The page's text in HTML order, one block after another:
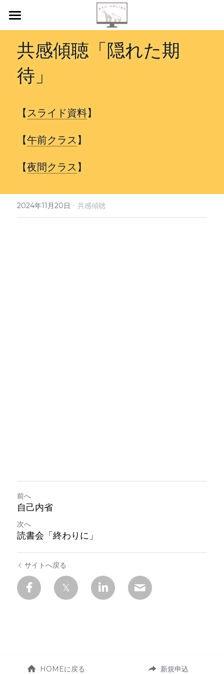
【新規申込】
自己内省
共感傾聴
個人セッション
共感傾聴「隠れた期
待」
【スライド資料】
【午前クラス 】
【夜間クラス 】
2024年11月20日 · 共感傾聴
前へ
自己内省
次へ
読書会「終わりに」
サイトへ戻る
HOMEに戻る 新規申込